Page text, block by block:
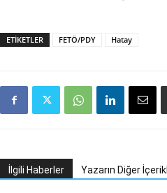
ETIKETLER FETÖ/PDY Hatay
İlgili Haberler Yazarın Diğer